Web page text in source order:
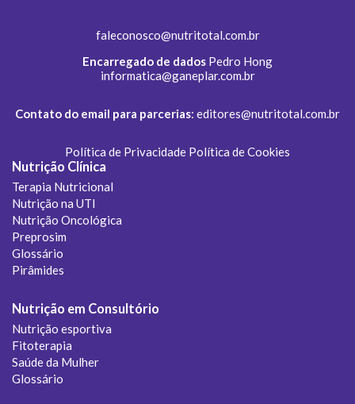
faleconosco@nutritotal.com.br
Encarregado de dados Pedro Hong
informatica@ganeplar.com.br
Contato do email para parcerias: editores@nutritotal.com.br
Política de Privacidade Política de Cookies
Nutrição Clínica
Terapia Nutricional
Nutrição na UTI
Nutrição Oncológica
Preprosim
Glossário
Pirâmides
Nutrição em Consultório
Nutrição esportiva
Fitoterapia
Saúde da Mulher
Glossário